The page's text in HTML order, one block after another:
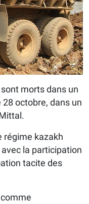
morts dans un
octobre, dans un
régime kazakh
la participation
tacite des